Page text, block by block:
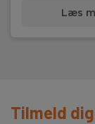
Læs
Tilmeld